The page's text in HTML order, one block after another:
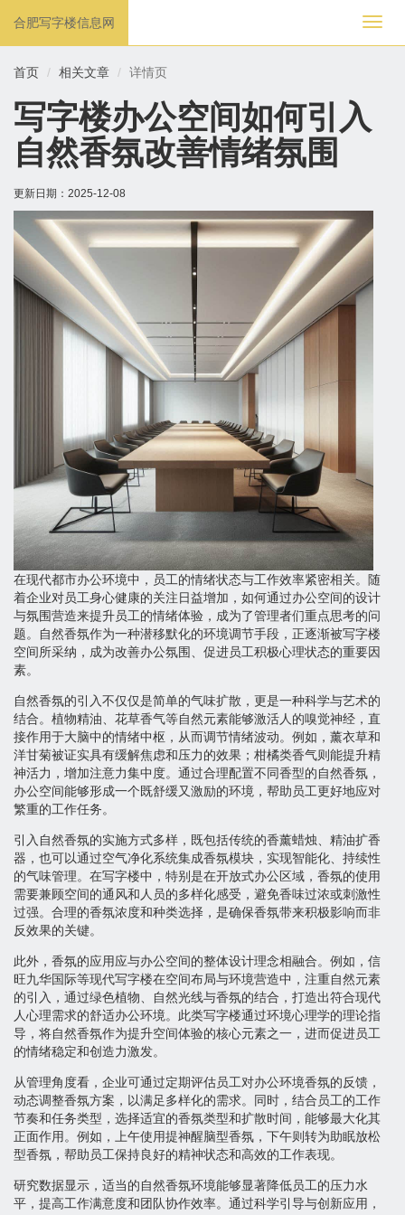
切
合肥写字楼信息网
首页 相关文章 详情页
写字楼办公空间如何引入
自然香氛改善情绪氛围
更新日期： 2025-12-08
在现代都市办公环境中，员工的情绪状态与工作效率紧密相关。随
着企业对员工身心健康的关注日益增加，如何通过办公空间的设计
与氛围营造来提升员工的情绪体验，成为了管理者们重点思考的问
题。自然香氛作为一种潜移默化的环境调节手段，正逐渐被写字楼
空间所采纳，成为改善办公氛围、促进员工积极心理状态的重要因
素。
自然香氛的引入不仅仅是简单的气味扩散，更是一种科学与艺术的
结合。植物精油、花草香气等自然元素能够激活人的嗅觉神经，直
接作用于大脑中的情绪中枢，从而调节情绪波动。例如，薰衣草和
洋甘菊被证实具有缓解焦虑和压力的效果；柑橘类香气则能提升精
神活力，增加注意力集中度。通过合理配置不同香型的自然香氛，
办公空间能够形成一个既舒缓又激励的环境，帮助员工更好地应对
繁重的工作任务。
引入自然香氛的实施方式多样，既包括传统的香薰蜡烛、精油扩香
器，也可以通过空气净化系统集成香氛模块，实现智能化、持续性
的气味管理。在写字楼中，特别是在开放式办公区域，香氛的使用
需要兼顾空间的通风和人员的多样化感受，避免香味过浓或刺激性
过强。合理的香氛浓度和种类选择，是确保香氛带来积极影响而非
反效果的关键。
此外，香氛的应用应与办公空间的整体设计理念相融合。例如，信
旺九华国际等现代写字楼在空间布局与环境营造中，注重自然元素
的引入，通过绿色植物、自然光线与香氛的结合，打造出符合现代
人心理需求的舒适办公环境。此类写字楼通过环境心理学的理论指
导，将自然香氛作为提升空间体验的核心元素之一，进而促进员工
的情绪稳定和创造力激发。
从管理角度看，企业可通过定期评估员工对办公环境香氛的反馈，
动态调整香氛方案，以满足多样化的需求。同时，结合员工的工作
节奏和任务类型，选择适宜的香氛类型和扩散时间，能够最大化其
正面作用。例如，上午使用提神醒脑型香氛，下午则转为助眠放松
型香氛，帮助员工保持良好的精神状态和高效的工作表现。
研究数据显示，适当的自然香氛环境能够显著降低员工的压力水
平，提高工作满意度和团队协作效率。通过科学引导与创新应用，